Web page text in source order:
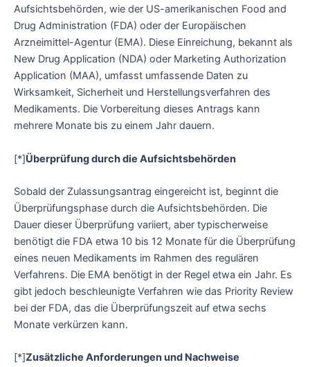
Aufsichtsbehörden, wie der US-amerikanischen Food and
Drug Administration (FDA) oder der Europäischen
Arzneimittel-Agentur (EMA). Diese Einreichung, bekannt als
New Drug Application (NDA) oder Marketing Authorization
Application (MAA), umfasst umfassende Daten zu
Wirksamkeit, Sicherheit und Herstellungsverfahren des
Medikaments. Die Vorbereitung dieses Antrags kann
mehrere Monate bis zu einem Jahr dauern.
[*]Überprüfung durch die Aufsichtsbehörden
Sobald der Zulassungsantrag eingereicht ist, beginnt die
Überprüfungsphase durch die Aufsichtsbehörden. Die
Dauer dieser Überprüfung variiert, aber typischerweise
benötigt die FDA etwa 10 bis 12 Monate für die Überprüfung
eines neuen Medikaments im Rahmen des regulären
Verfahrens. Die EMA benötigt in der Regel etwa ein Jahr. Es
gibt jedoch beschleunigte Verfahren wie das Priority Review
bei der FDA, das die Überprüfungszeit auf etwa sechs
Monate verkürzen kann.
[*]Zusätzliche Anforderungen und Nachweise